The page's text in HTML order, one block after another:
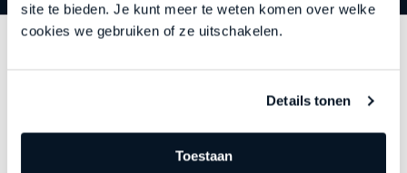
site te bieden. Je kunt meer te weten komen over welke
cookies we gebruiken of ze uitschakelen.
Details tonen
Toestaan
Wij trainen ondernemers en leiders om door de ruis heen te